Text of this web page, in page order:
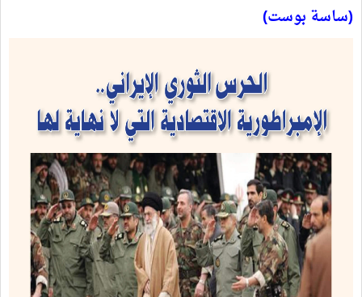
(ساسة بوست)